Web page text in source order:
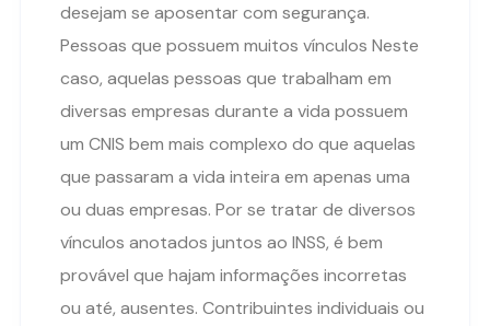
desejam se aposentar com segurança.
Pessoas que possuem muitos vínculos Neste
caso, aquelas pessoas que trabalham em
diversas empresas durante a vida possuem
um CNIS bem mais complexo do que aquelas
que passaram a vida inteira em apenas uma
ou duas empresas. Por se tratar de diversos
vínculos anotados juntos ao INSS, é bem
provável que hajam informações incorretas
ou até, ausentes. Contribuintes individuais ou